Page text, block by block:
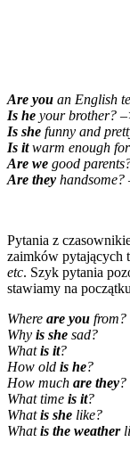
Are you an English
Is he your brother?
Is she funny and
Is itwarm enough
Are we good
Are they handsome?
Pytania z
zaimków pytających
etc. Szyk pytania
stawiamy na
Where are you from?
Why is she sad?
Whatis it?
How old is he?
How much are they?
What time is it?
Whatis she like?
Whatis the weather